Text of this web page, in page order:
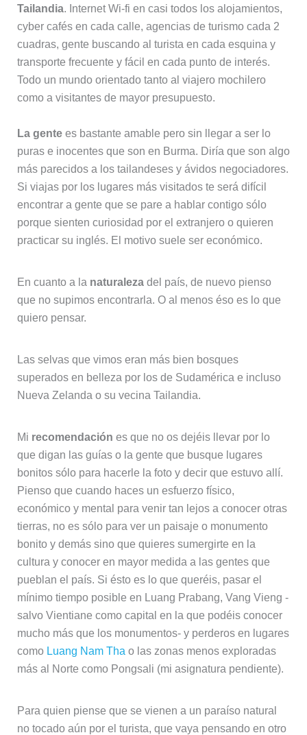
Tailandia. Internet Wi-fi en casi todos los alojamientos,
cyber cafés en cada calle, agencias de turismo cada 2
cuadras, gente buscando al turista en cada esquina y
transporte frecuente y fácil en cada punto de interés.
Todo un mundo orientado tanto al viajero mochilero
como a visitantes de mayor presupuesto.
La gentees bastante amable pero sin llegar a ser lo
puras e inocentes que son en Burma. Diría que son algo
más parecidos a los tailandeses y ávidos negociadores.
Si viajas por los lugares más visitados te será difícil
encontrar a gente que se pare a hablar contigo sólo
porque sienten curiosidad por el extranjero o quieren
practicar su inglés. El motivo suele ser económico.
En cuanto a la naturalezadel país, de nuevo pienso
que no supimos encontrarla. O al menos éso es lo que
quiero pensar.
Las selvas que vimos eran más bien bosques
superados en belleza por los de Sudamérica e incluso
Nueva Zelanda o su vecina Tailandia.
Mi recomendación es que no os dejéis llevar por lo
que digan las guías o la gente que busque lugares
bonitos sólo para hacerle la foto y decir que estuvo allí.
Pienso que cuando haces un esfuerzo físico,
económico y mental para venir tan lejos a conocer otras
tierras, no es sólo para ver un paisaje o monumento
bonito y demás sino que quieres sumergirte en la
cultura y conocer en mayor medida a las gentes que
pueblan el país. Si ésto es lo que queréis, pasar el
mínimo tiempo posible en Luang Prabang, Vang Vieng -
salvo Vientiane como capital en la que podéis conocer
mucho más que los monumentos- y perderos en lugares
como Luang Nam Tha o las zonas menos exploradas
más al Norte como Pongsali (mi asignatura pendiente).
Para quien piense que se vienen a un paraíso natural
no tocado aún por el turista, que vaya pensando en otro